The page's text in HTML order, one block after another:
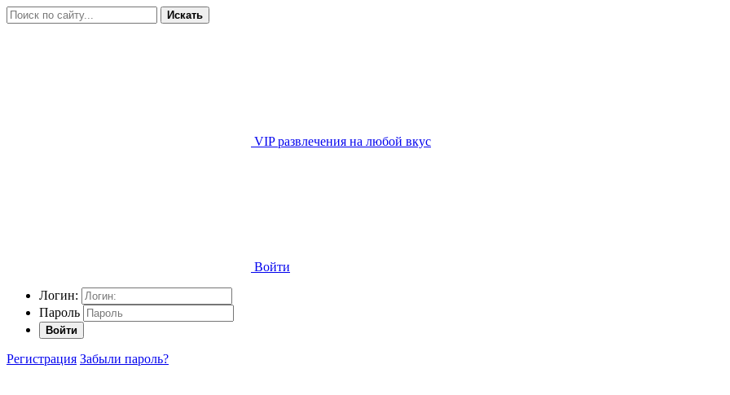
Искать
VIP развлечения на любой вкус
Войти
Логин:
Пароль
Войти
Регистрация Забыли пароль?